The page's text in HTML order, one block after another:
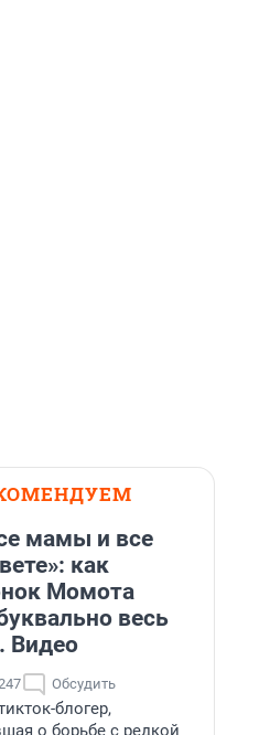
мамы и все
как
Момота
весь
Видео
Обсудить
блогер,
о борьбе с редкой